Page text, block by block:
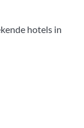
hotels in